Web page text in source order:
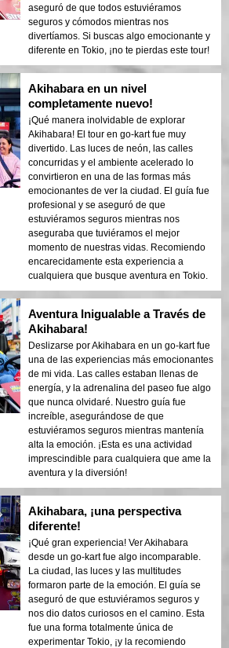
aseguró de que todos estuviéramos
seguros y cómodos mientras nos
divertíamos. Si buscas algo emocionante y
diferente en Tokio, ¡no te pierdas este tour!
Akihabara en un nivel
completamente nuevo!
¡Qué manera inolvidable de explorar
Akihabara! El tour en go-kart fue muy
divertido. Las luces de neón, las calles
concurridas y el ambiente acelerado lo
convirtieron en una de las formas más
emocionantes de ver la ciudad. El guía fue
profesional y se aseguró de que
estuviéramos seguros mientras nos
aseguraba que tuviéramos el mejor
momento de nuestras vidas. Recomiendo
encarecidamente esta experiencia a
cualquiera que busque aventura en Tokio.
Aventura Inigualable a Través de
Akihabara!
Deslizarse por Akihabara en un go-kart fue
una de las experiencias más emocionantes
de mi vida. Las calles estaban llenas de
energía, y la adrenalina del paseo fue algo
que nunca olvidaré. Nuestro guía fue
increíble, asegurándose de que
estuviéramos seguros mientras mantenía
alta la emoción. ¡Esta es una actividad
imprescindible para cualquiera que ame la
aventura y la diversión!
Akihabara, ¡una perspectiva
diferente!
¡Qué gran experiencia! Ver Akihabara
desde un go-kart fue algo incomparable.
La ciudad, las luces y las multitudes
formaron parte de la emoción. El guía se
aseguró de que estuviéramos seguros y
nos dio datos curiosos en el camino. Esta
fue una forma totalmente única de
experimentar Tokio, ¡y la recomiendo